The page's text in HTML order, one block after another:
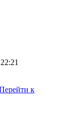
к